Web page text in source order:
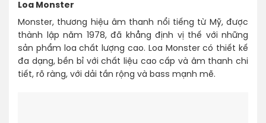
Loa Monster
Monster, thương hiệu âm thanh nổi tiếng từ Mỹ, được
thành lập năm 1978, đã khẳng định vị thế với những
sản phẩm loa chất lượng cao. Loa Monster có thiết kế
đa dạng, bền bỉ với chất liệu cao cấp và âm thanh chi
tiết, rõ ràng, với dải tần rộng và bass mạnh mẽ.